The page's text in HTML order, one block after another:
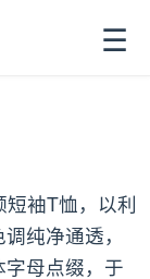
☰
袖T恤，以利
纯净通透，
母点缀，于